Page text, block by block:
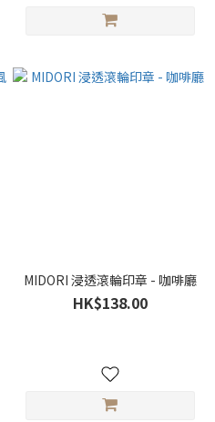
MIDORI 浸透滾輪印章 - 咖啡廳
HK$138.00